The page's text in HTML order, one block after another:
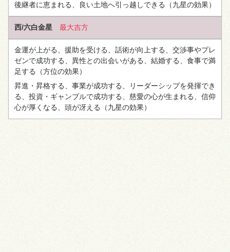
後継者に恵まれる、良い土地へ引っ越しできる （九星の効果）
西/六白金星 最大吉方
金運が上がる、援助を受ける、話術が向上する、交渉事やプレ
ゼンで成功する、異性との出会いがある、結婚する、食事で満
足する （方位の効果）
昇進・昇格する、事業が成功する、リーダーシップを発揮でき
る、投資・ギャンブルで成功する、慈愛の心が生まれる、信仰
心が厚くなる、頭が冴える （九星の効果）